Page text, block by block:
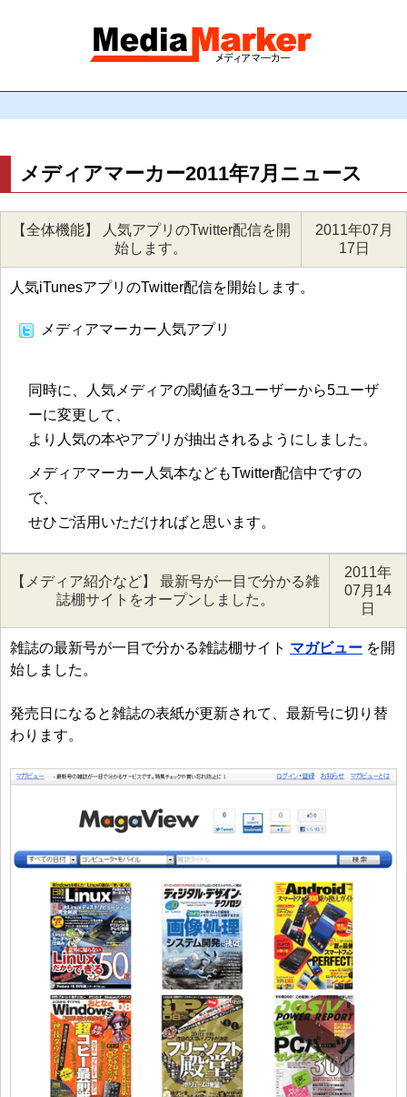
メディアマーカー2011年7月ニュース
【全体機能】 人気アプリのTwitter配信を開
始します。
2011年07月
17日
人気iTunesアプリのTwitter配信を開始します。
メディアマーカー人気アプリ
同時に、人気メディアの閾値を3ユーザーから5ユーザ
ーに変更して、
より人気の本やアプリが抽出されるようにしました。
メディアマーカー人気本などもTwitter配信中ですの
で、
せひご活用いただければと思います。
【メディア紹介など】 最新号が一目で分かる雑
誌棚サイトをオープンしました。
2011年
07月14
日
雑誌の最新号が一目で分かる雑誌棚サイト マガビュー を開
始しました。
発売日になると雑誌の表紙が更新されて、最新号に切り替
わります。